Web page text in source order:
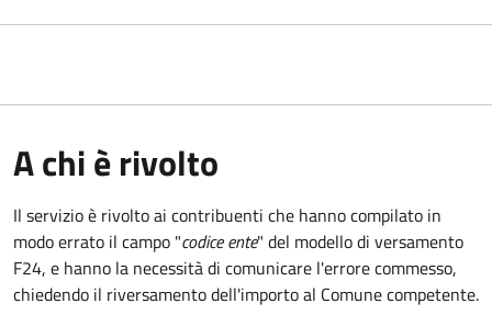
A chi è rivolto
Il servizio è rivolto ai contribuenti che hanno compilato in
modo errato il campo "codice ente" del modello di versamento
F24, e hanno la necessità di comunicare l'errore commesso,
chiedendo il riversamento dell'importo al Comune competente.